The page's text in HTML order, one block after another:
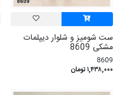
ست شومیز و شلوار دیپلمات
مشکی 8609
8609
۱,۴۳۸,۰۰۰ تومان